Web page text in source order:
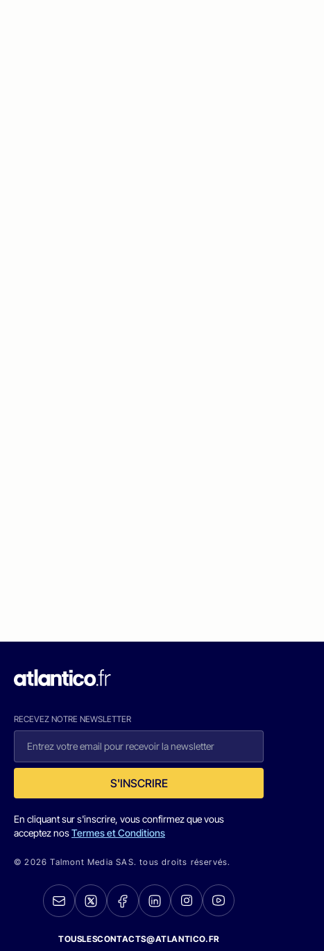
RECEVEZ NOTRE NEWSLETTER
S'INSCRIRE
En cliquant sur s'inscrire, vous confirmez que vous
acceptez nosTermes et Conditions
© 2026 Talmont Media SAS. tous droits réservés.
TOUSLESCONTACTS@ATLANTICO.FR